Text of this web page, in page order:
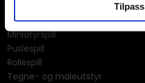
Tilpass
Merchandise & effekter
Miniatyrspill
Puslespill
Rollespill
Tegne- og maleutstyr